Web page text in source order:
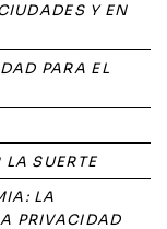
Y EN
PARA EL
LA SUERTE
LA
PRIVACIDAD